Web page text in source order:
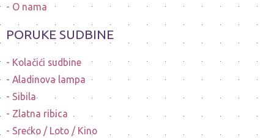
O nama
PORUKE SUDBINE
Kolačići sudbine
Aladinova lampa
Sibila
Zlatna ribica
Srećko / Loto / Kino